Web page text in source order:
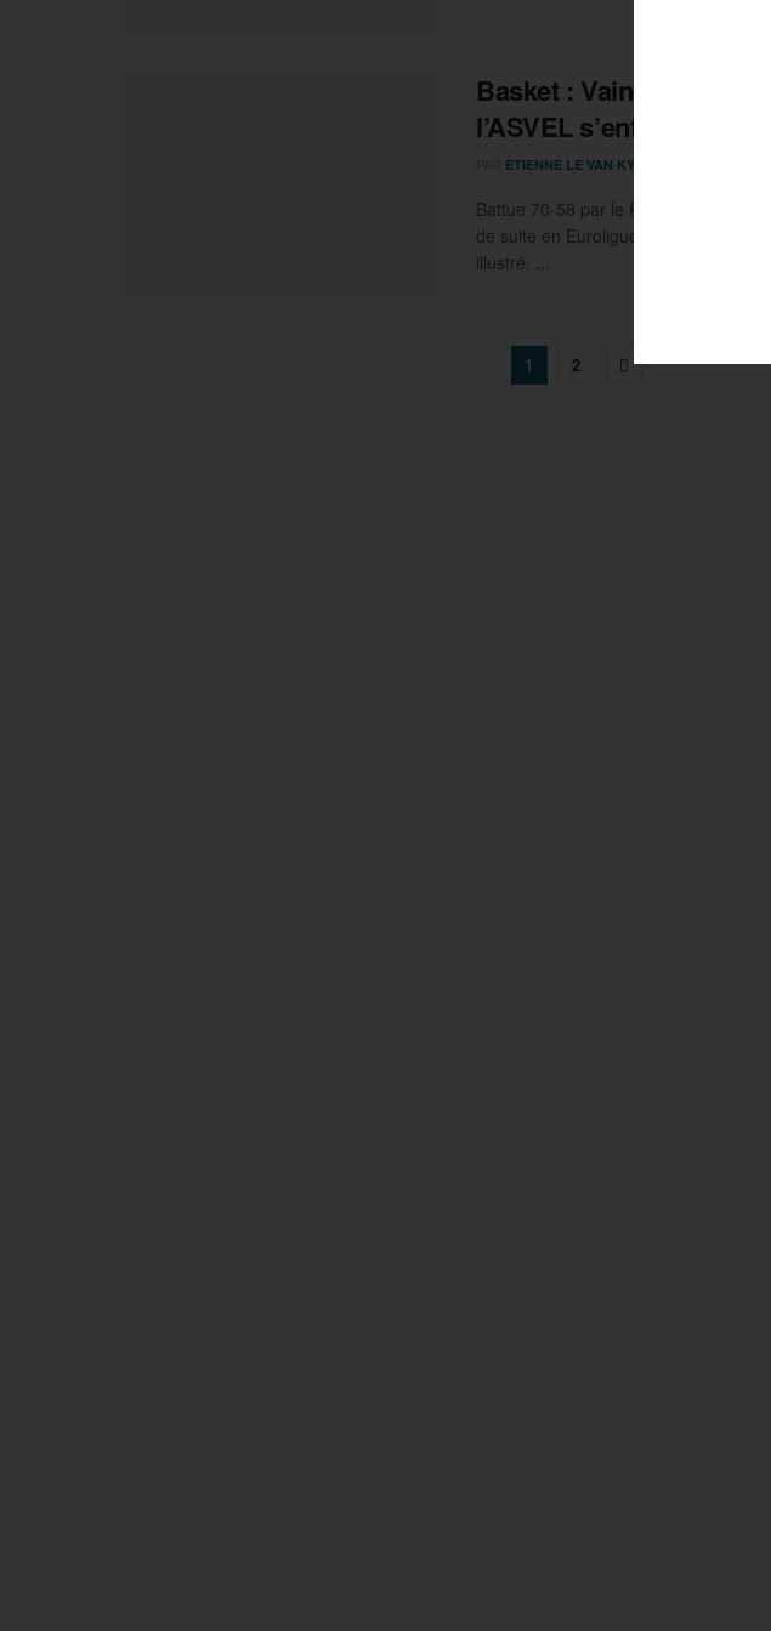
Basket : Vaincue par le
l’ASVEL s’enfonce
ETIENNE LE VAN KY
Battue 70-58 par le Real Madrid,
de suite en Euroligue. Guerschon
illustré. ...
1 2